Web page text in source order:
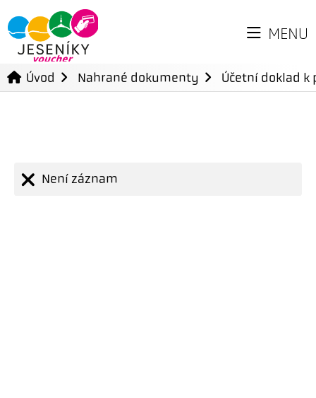
MENU
Úvod Nahrané dokumenty Účetní doklad
Není záznam